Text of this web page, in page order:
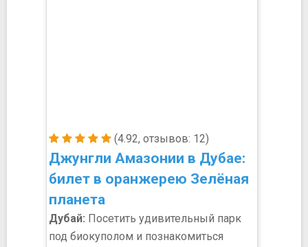
(4.92, отзывов: 12)
Джунгли Амазонии в Дубае:
билет в оранжерею Зелёная
планета
Дубай: Посетить удивительный парк
под биокуполом и познакомиться